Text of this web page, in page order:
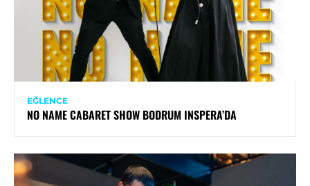
EĞLENCE
NO NAME CABARET SHOW BODRUM INSPERA’DA